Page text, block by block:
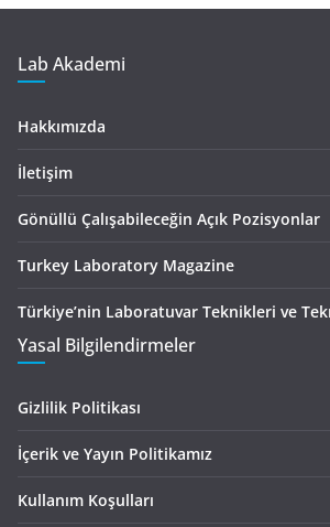
Lab Akademi
Hakkımızda
İletişim
Gönüllü Çalışabileceğin Açık Pozisyonlar
Turkey Laboratory Magazine
Türkiye’nin Laboratuvar Teknikleri ve
Yasal Bilgilendirmeler
Gizlilik Politikası
İçerik ve Yayın Politikamız
Kullanım Koşulları